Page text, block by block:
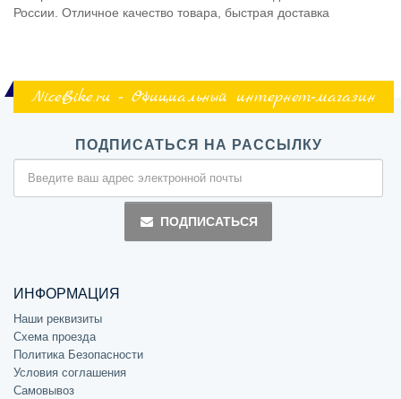
России. Отличное качество товара, быстрая доставка
NiceBike.ru - Официальный интернет-магазин
ПОДПИСАТЬСЯ НА РАССЫЛКУ
ПОДПИСАТЬСЯ
ИНФОРМАЦИЯ
Наши реквизиты
Схема проезда
Политика Безопасности
Условия соглашения
Самовывоз